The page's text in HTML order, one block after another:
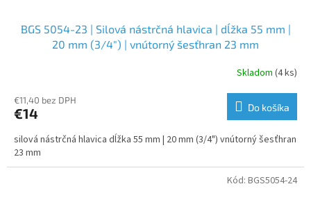
BGS 5054-23 | Silová nástrčná hlavica | dĺžka 55 mm |
20 mm (3/4") | vnútorný šesťhran 23 mm
Skladom (4 ks)
€11,40 bez DPH
€14 Do košíka
silová nástrčná hlavica dĺžka 55 mm | 20 mm (3/4") vnútorný šesťhran
23 mm
Kód: BGS5054-24